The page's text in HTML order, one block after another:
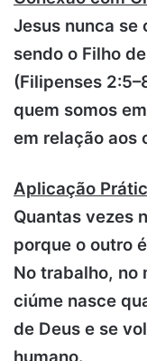
Jesus nunca se
sendo o Filho
(Filipenses
quem somos
em relação aos
Aplicação
Quantas vezes
porque o outro
No trabalho, no
ciúme nasce
de Deus e se